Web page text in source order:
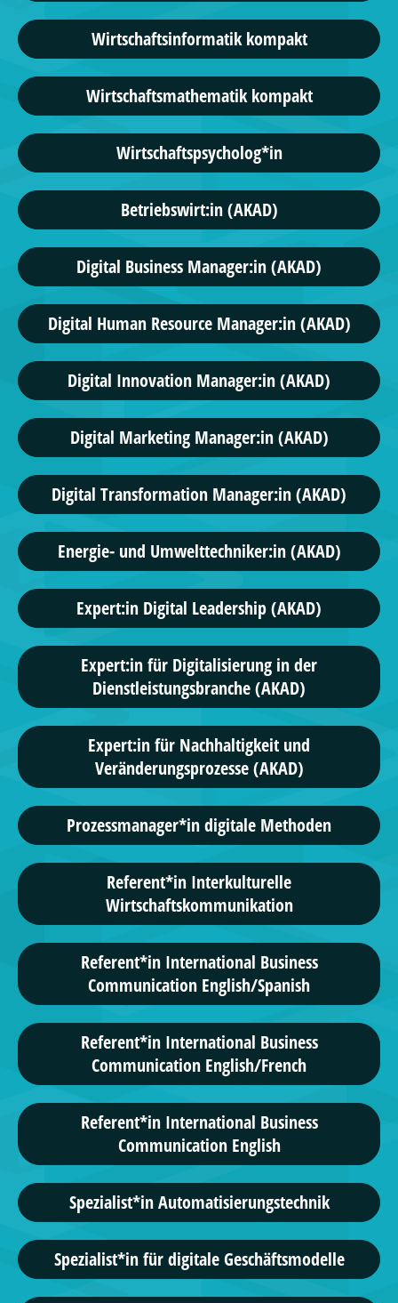
Wirtschaftsinformatik kompakt
Wirtschaftsmathematik kompakt
Wirtschaftspsycholog*in
Betriebswirt:in (AKAD)
Digital Business Manager:in (AKAD)
Digital Human Resource Manager:in (AKAD)
Digital Innovation Manager:in (AKAD)
Digital Marketing Manager:in (AKAD)
Digital Transformation Manager:in (AKAD)
Energie- und Umwelttechniker:in (AKAD)
Expert:in Digital Leadership (AKAD)
Expert:in für Digitalisierung in der
Dienstleistungsbranche (AKAD)
Expert:in für Nachhaltigkeit und
Veränderungsprozesse (AKAD)
Prozessmanager*in digitale Methoden
Referent*in Interkulturelle
Wirtschaftskommunikation
Referent*in International Business
Communication English/Spanish
Referent*in International Business
Communication English/French
Referent*in International Business
Communication English
Spezialist*in Automatisierungstechnik
Spezialist*in für digitale Geschäftsmodelle